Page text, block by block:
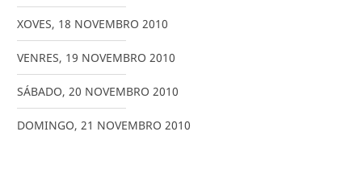
XOVES, 18 NOVEMBRO 2010
VENRES, 19 NOVEMBRO 2010
SÁBADO, 20 NOVEMBRO 2010
DOMINGO, 21 NOVEMBRO 2010